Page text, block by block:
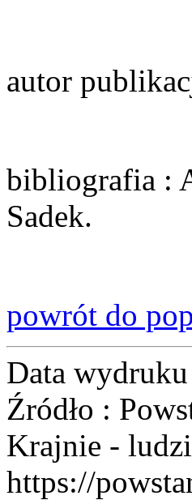
autor
bibliografia :
Sadek.
powrót do
Data
Źródło :
Krajnie -
https://